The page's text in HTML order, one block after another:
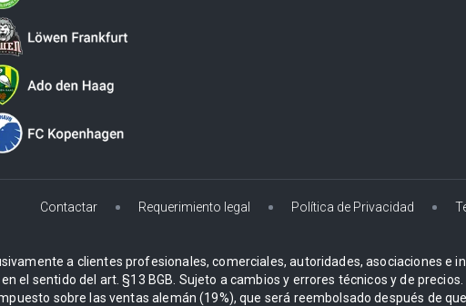
Contactar Requerimiento legal Política de Privacidad
a clientes profesionales, comerciales, autoridades, asociaciones e
el sentido del art. §13 BGB. Sujeto a cambios y errores técnicos y de
sobre las ventas alemán (19%), que será reembolsado después de